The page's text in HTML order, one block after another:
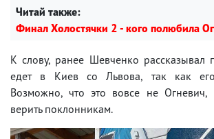
Читай также:
Финал Холостячки 2 - кого полюбила
К слову, ранее Шевченко рассказывал
едет в Киев со Львова, так как
Возможно, что это вовсе не Огневич,
верить поклонникам.